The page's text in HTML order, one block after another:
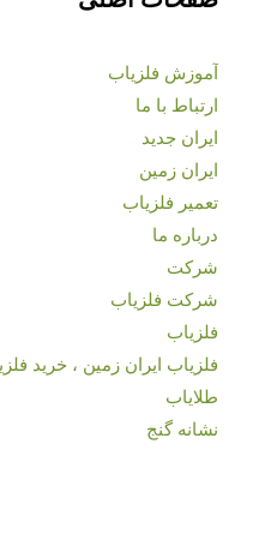
آموزش فلزیاب
ارتباط با ما
ایران جدید
ایران زمین
تعمیر فلزیاب
درباره ما
شرکت
شرکت فلزیاب
فلزیاب
فلزیاب ایران زمین ، خرید
طلایاب
نشانه گنج